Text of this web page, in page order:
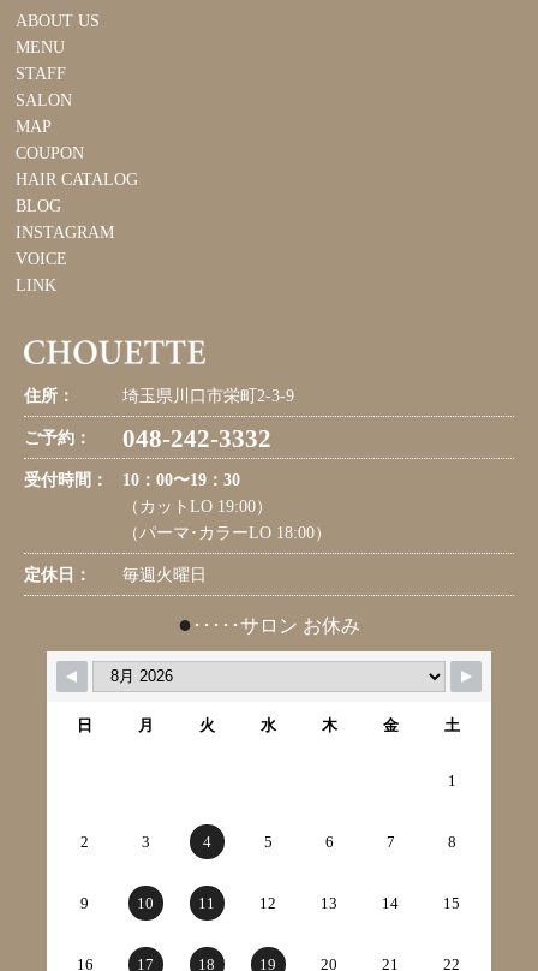
ABOUT US
MENU
STAFF
SALON
MAP
COUPON
HAIR CATALOG
BLOG
INSTAGRAM
VOICE
LINK
住所： 埼玉県川口市栄町2-3-9
ご予約： 048-242-3332
受付時間：
10：00〜19：30
（カットLO 19:00）
（パーマ･カラーLO 18:00）
定休日： 毎週火曜日
● ･････サロン お休み
日 月 火 水 木 金 土
1
2 3 4 5 6 7 8
9 10 11 12 13 14 15
16 17 18 19 20 21 22